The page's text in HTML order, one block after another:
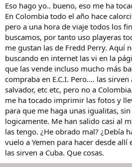
Eso hago yo.. bueno, eso me ha
En Colombia todo el año hace
pero a una hora de viaje todos los
buscamos, por tanto uso playeras
me gustan las de Fredd Perry. Aquí
buscando en internet las vi en la
que las vende incluso mucho más
compraba en E.C.I. Pero.... las sirven
salvador, etc etc, pero no a
me ha tocado imprimir las fotos y
para que me haga unas igualitas,
logicamente. Me han salido casi al
las tengo. ¿He obrado mal? ¿Debía
vuelo a Yemen para hacer desde
las sirven a Cuba. Que cosas.